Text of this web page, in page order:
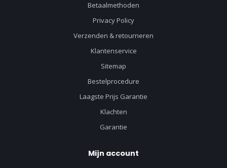
Betaalmethoden
Privacy Policy
Verzenden & retourneren
Klantenservice
Sitemap
Bestelprocedure
Laagste Prijs Garantie
Klachten
Garantie
Mijn account